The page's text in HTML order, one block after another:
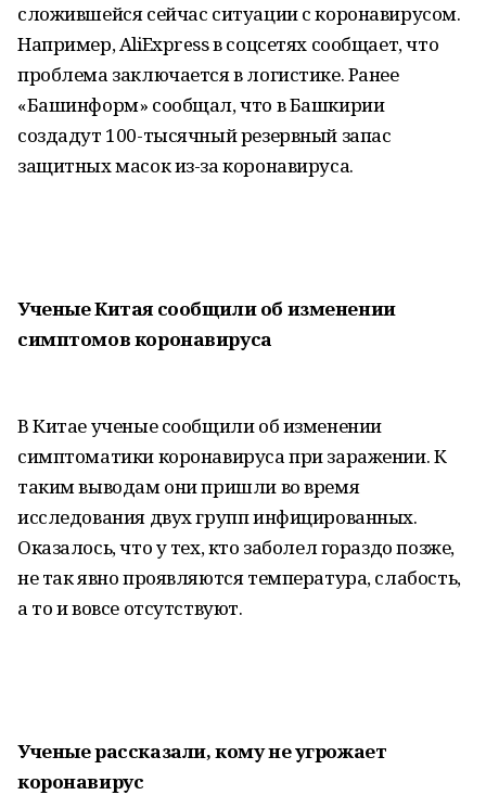
сложившейся сейчас ситуации с коронавирусом.
Например, AliExpress в соцсетях сообщает, что
проблема заключается в логистике. Ранее
«Башинформ» сообщал, что в Башкирии
создадут 100-тысячный резервный запас
защитных масок из-за коронавируса.
Ученые Китая сообщили об изменении
симптомов коронавируса
В Китае ученые сообщили об изменении
симптоматики коронавируса при заражении. К
таким выводам они пришли во время
исследования двух групп инфицированных.
Оказалось, что у тех, кто заболел гораздо позже,
не так явно проявляются температура, слабость,
а то и вовсе отсутствуют.
Ученые рассказали, кому не угрожает
коронавирус